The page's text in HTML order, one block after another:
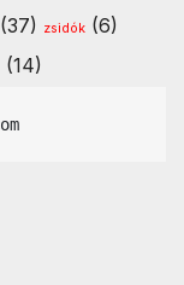
(37) zsidók (6)
(14)